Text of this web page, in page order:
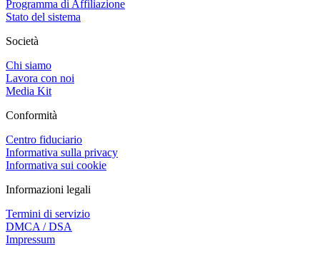
Programma di Affiliazione
Stato del sistema
Società
Chi siamo
Lavora con noi
Media Kit
Conformità
Centro fiduciario
Informativa sulla privacy
Informativa sui cookie
Informazioni legali
Termini di servizio
DMCA / DSA
Impressum